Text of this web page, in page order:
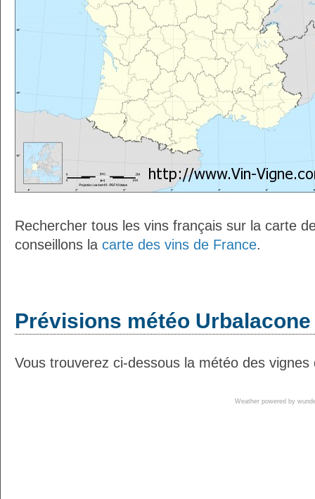
Rechercher tous les vins français sur la carte
conseillons la carte des vins de France.
Prévisions météo
Vous trouverez ci-dessous la météo des
Weather powered by